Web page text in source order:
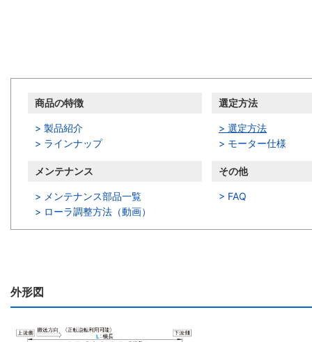
商品の特徴
> 製品紹介
> ラインナップ
選定方法
> 選定方法
> モーター仕様
メンテナンス
> メンテナンス部品一覧
> ローラ調整方法（動画）
その他
> FAQ
外形図